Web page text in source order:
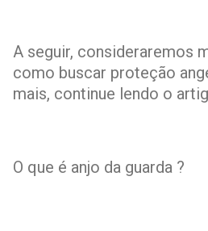
A seguir, consideraremos
como buscar proteção
mais, continue lendo o
O que é anjo da guarda ?